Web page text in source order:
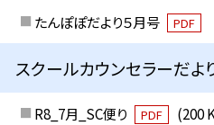
たんぽぽだより５月号
PDF
スクールカウンセラーだよ
R8_7月_SC便り PDF (200